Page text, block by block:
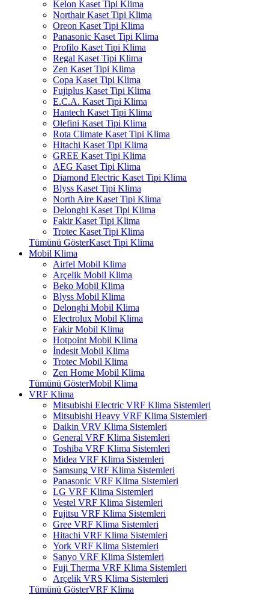
Kelon Kaset Tipi Klima
Northair Kaset Tipi Klima
Oreon Kaset Tipi Klima
Panasonic Kaset Tipi Klima
Profilo Kaset Tipi Klima
Regal Kaset Tipi Klima
Zen Kaset Tipi Klima
Copa Kaset Tipi Klima
Fujiplus Kaset Tipi Klima
E.C.A. Kaset Tipi Klima
Hantech Kaset Tipi Klima
Olefini Kaset Tipi Klima
Rota Climate Kaset Tipi Klima
Hitachi Kaset Tipi Klima
GREE Kaset Tipi Klima
AEG Kaset Tipi Klima
Diamond Electric Kaset Tipi Klima
Blyss Kaset Tipi Klima
North Aire Kaset Tipi Klima
Delonghi Kaset Tipi Klima
Fakir Kaset Tipi Klima
Trotec Kaset Tipi Klima
Tümünü GösterKaset Tipi Klima
Mobil Klima
Airfel Mobil Klima
Arçelik Mobil Klima
Beko Mobil Klima
Blyss Mobil Klima
Delonghi Mobil Klima
Electrolux Mobil Klima
Fakir Mobil Klima
Hotpoint Mobil Klima
İndesit Mobil Klima
Trotec Mobil Klima
Zen Home Mobil Klima
Tümünü GösterMobil Klima
VRF Klima
Mitsubishi Electric VRF Klima Sistemleri
Mitsubishi Heavy VRF Klima Sistemleri
Daikin VRV Klima Sistemleri
General VRF Klima Sistemleri
Toshiba VRF Klima Sistemleri
Midea VRF Klima Sistemleri
Samsung VRF Klima Sistemleri
Panasonic VRF Klima Sistemleri
LG VRF Klima Sistemleri
Vestel VRF Klima Sistemleri
Fujitsu VRF Klima Sistemleri
Gree VRF Klima Sistemleri
Hitachi VRF Klima Sistemleri
York VRF Klima Sistemleri
Sanyo VRF Klima Sistemleri
Fuji Therma VRF Klima Sistemleri
Arçelik VRS Klima Sistemleri
Tümünü GösterVRF Klima